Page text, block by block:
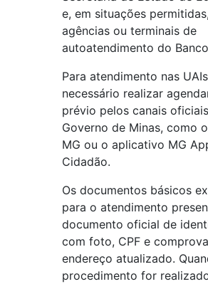
e, em situações permitidas,
agências ou terminais de
autoatendimento do
Para atendimento nas
necessário realizar
prévio pelos canais
Governo de Minas, como
MG ou o aplicativo MG
Cidadão.
Os documentos básicos
para o atendimento
documento oficial de
com foto, CPF e
endereço atualizado.
procedimento for